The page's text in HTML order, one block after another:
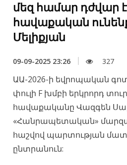
մեզ համար դժվար
հավաքական
Մելիքյան
09-09-2025 23:26 327
ԱԱ-2026-ի եվրոպական
փուլի F խմբի երկրորդ
հավաքականը Վազգեն
«Հանրապետական»
հաշվով պարտության
ընտրանուն: